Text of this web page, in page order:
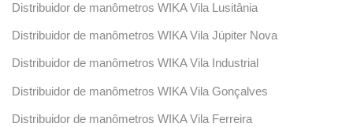
Distribuidor de manômetros WIKA Vila Lusitânia
Distribuidor de manômetros WIKA Vila Júpiter Nova
Distribuidor de manômetros WIKA Vila Industrial
Distribuidor de manômetros WIKA Vila Gonçalves
Distribuidor de manômetros WIKA Vila Ferreira